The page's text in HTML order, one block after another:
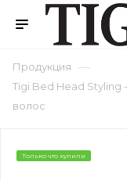
Продукция —
Tigi Bed Head Styling
волос
Только что купили